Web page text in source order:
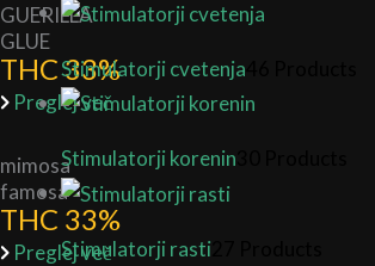
Stimulatorji cvetenja
Stimulatorji korenin
Stimulatorji rasti
GUERILLA
GLUE
THC 33%
Preglej več
mimosa
famosa
THC 33%
Preglej več